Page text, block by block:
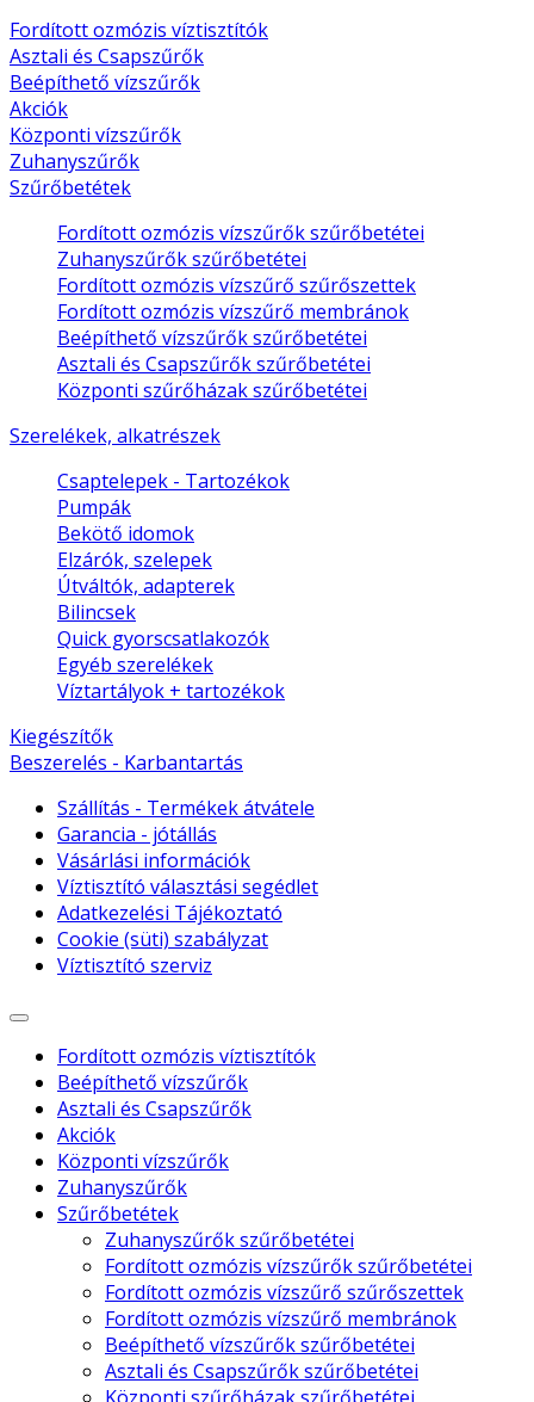
Fordított ozmózis víztisztítók
Asztali és Csapszűrők
Beépíthető vízszűrők
Akciók
Központi vízszűrők
Zuhanyszűrők
Szűrőbetétek
Fordított ozmózis vízszűrők szűrőbetétei
Zuhanyszűrők szűrőbetétei
Fordított ozmózis vízszűrő szűrőszettek
Fordított ozmózis vízszűrő membránok
Beépíthető vízszűrők szűrőbetétei
Asztali és Csapszűrők szűrőbetétei
Központi szűrőházak szűrőbetétei
Szerelékek, alkatrészek
Csaptelepek - Tartozékok
Pumpák
Bekötő idomok
Elzárók, szelepek
Útváltók, adapterek
Bilincsek
Quick gyorscsatlakozók
Egyéb szerelékek
Víztartályok + tartozékok
Kiegészítők
Beszerelés - Karbantartás
Szállítás - Termékek átvátele
Garancia - jótállás
Vásárlási információk
Víztisztító választási segédlet
Adatkezelési Tájékoztató
Cookie (süti) szabályzat
Víztisztító szerviz
Fordított ozmózis víztisztítók
Beépíthető vízszűrők
Asztali és Csapszűrők
Akciók
Központi vízszűrők
Zuhanyszűrők
Szűrőbetétek
Zuhanyszűrők szűrőbetétei
Fordított ozmózis vízszűrők szűrőbetétei
Fordított ozmózis vízszűrő szűrőszettek
Fordított ozmózis vízszűrő membránok
Beépíthető vízszűrők szűrőbetétei
Asztali és Csapszűrők szűrőbetétei